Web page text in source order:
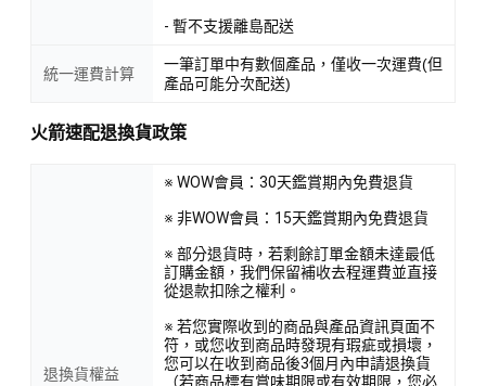
- 暫不支援離島配送
統一運費計算
一筆訂單中有數個產品，僅收一次運費(但
產品可能分次配送)
火箭速配退換貨政策
退換貨權益
※ WOW會員：30天鑑賞期內免費退貨
※ 非WOW會員：15天鑑賞期內免費退貨
※ 部分退貨時，若剩餘訂單金額未達最低
訂購金額，我們保留補收去程運費並直接
從退款扣除之權利。
※ 若您實際收到的商品與產品資訊頁面不
符，或您收到商品時發現有瑕疵或損壞，
您可以在收到商品後3個月內申請退換貨
（若商品標有賞味期限或有效期限，您必